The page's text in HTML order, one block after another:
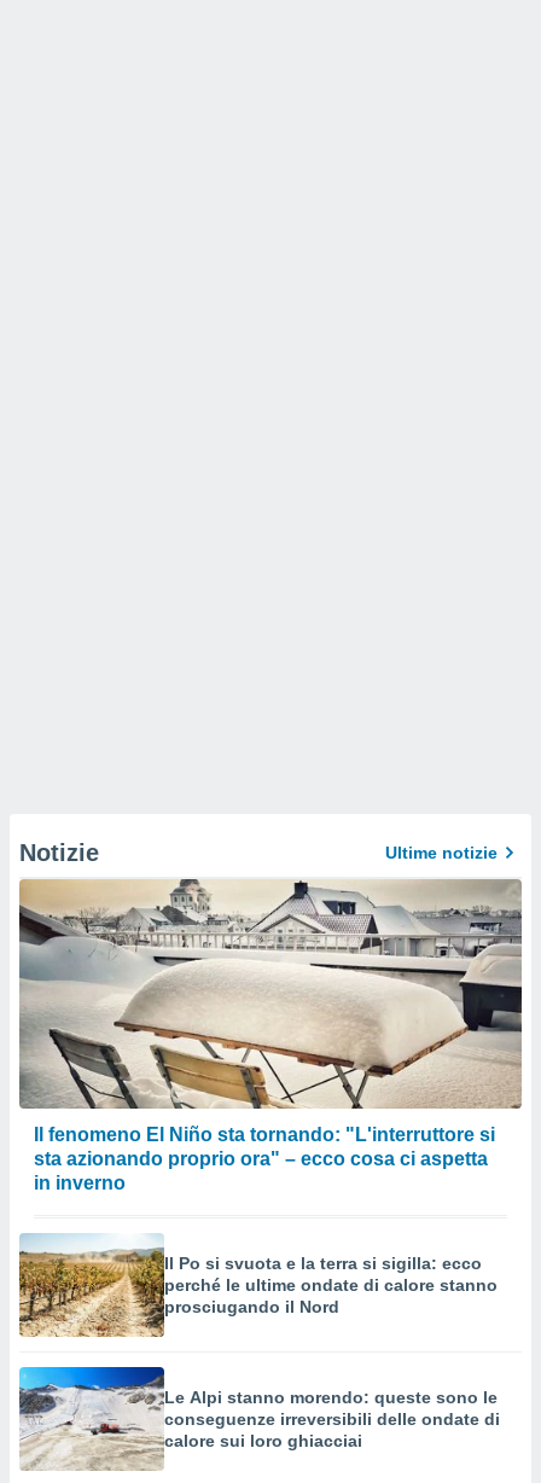
Notizie Ultime notizie
Il fenomeno El Niño sta tornando: "L'interruttore si
sta azionando proprio ora" – ecco cosa ci aspetta
in inverno
Il Po si svuota e la terra si sigilla: ecco
perché le ultime ondate di calore stanno
prosciugando il Nord
Le Alpi stanno morendo: queste sono le
conseguenze irreversibili delle ondate di
calore sui loro ghiacciai